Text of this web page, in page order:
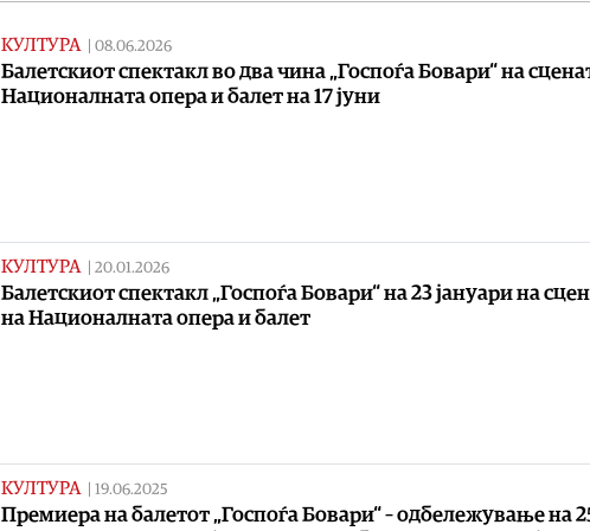
КУЛТУРА | 08.06.2026
Балетскиот спектакл во два чина „Госпоѓа Бовари“ на
Националната опера и балет на 17 јуни
КУЛТУРА | 20.01.2026
Балетскиот спектакл „Госпоѓа Бовари“ на 23 јануари на
на Националната опера и балет
КУЛТУРА | 19.06.2025
Премиера на балетот „Госпоѓа Бовари“ – одбележување на